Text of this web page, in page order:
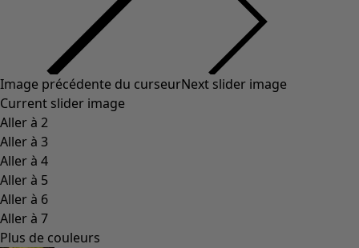
Image précédente du curseurNext slider image
Current slider image
Aller à 2
Aller à 3
Aller à 4
Aller à 5
Aller à 6
Aller à 7
Plus de couleurs